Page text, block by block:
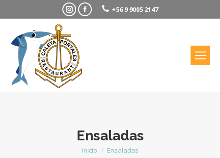
InstagramFacebook+56 9 9005 2147
Ensaladas
Inicio Ensaladas